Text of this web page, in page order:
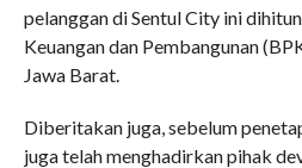
pelanggan di Sentul City ini
Keuangan dan Pembangunan
Jawa Barat.
Diberitakan juga, sebelum
juga telah menghadirkan pihak